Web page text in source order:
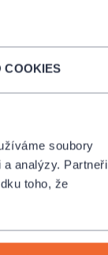
COOKIES
soubory
analýzy. Partneři
toho, že